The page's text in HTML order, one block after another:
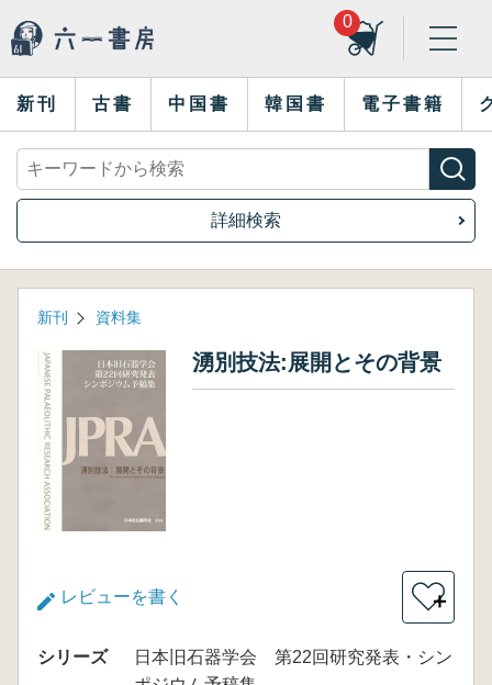
0
新刊 古書 中国書 韓国書 電子書籍
詳細検索
新刊 資料集
湧別技法:展開とその背景
レビューを書く ＋
シリーズ
日本旧石器学会 第22回研究発表・シン